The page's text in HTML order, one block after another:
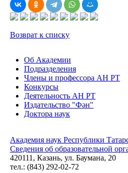
Возврат к списку
Об Академии
Подразделения
Члены и профессора АН РТ
Конкурсы
Деятельность АН РТ
Издательство "Фән"
Доктора наук
Академия наук Республики
Сведения об образовательной
420111, Казань, ул. Баумана, 20
тел.: (843) 292-02-72